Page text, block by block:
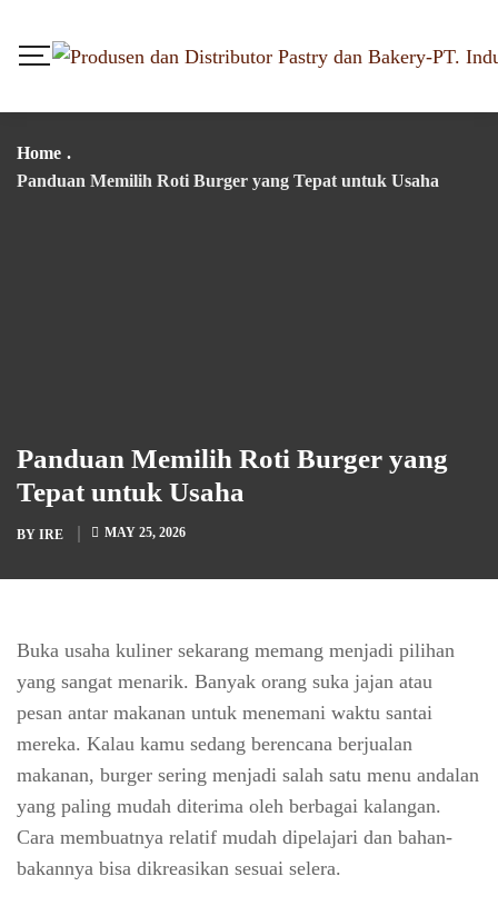
Home .
Panduan Memilih Roti Burger yang Tepat untuk Usaha
Panduan Memilih Roti Burger yang
Tepat untuk Usaha
BY IRE MAY 25, 2026
Buka usaha kuliner sekarang memang menjadi pilihan
yang sangat menarik. Banyak orang suka jajan atau
pesan antar makanan untuk menemani waktu santai
mereka. Kalau kamu sedang berencana berjualan
makanan, burger sering menjadi salah satu menu andalan
yang paling mudah diterima oleh berbagai kalangan.
Cara membuatnya relatif mudah dipelajari dan bahan-
bakannya bisa dikreasikan sesuai selera.